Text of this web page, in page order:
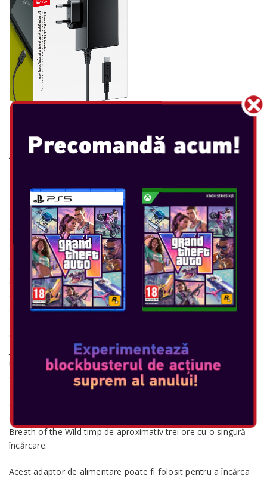
NINTENDO SWITCH AC
ADAPTER
Console: SWITCH, SWITCH LITE
Bucurați-vă de experiența supremă a consolei de acasă
oricând și oriunde cu adaptorul de alimentare Nintendo
Switch.
Când nu ești acasă, pentru a încărca Nintendo Switch poți
conecta adaptorul de alimentare la conectorul USB Type-C al
consolei. Acest adaptor poate fi, de asemenea, conectat
direct la dock-ul Nintendo Switch.
Consola Nintendo Switch este o revoluție în consolele de
jocuri video de acasă. Nu numai că se conectează la un
televizor de acasă, dar se transformă și într-un afișaj portabil
de 6,2 inchi. Ecranul include capabilități multi-touch pentru
jocuri compatibile. Durata de viață poate ajunge la mai mult
de șase ore, dar va varia în funcție de software și de condițiile
de utilizare. De exemplu, puteți juca The Legend of Zelda:
Breath of the Wild timp de aproximativ trei ore cu o singură
încărcare.
Acest adaptor de alimentare poate fi folosit pentru a încărca